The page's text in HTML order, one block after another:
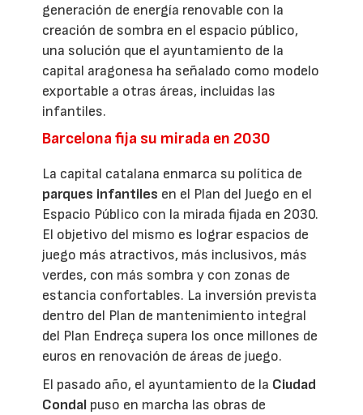
generación de energía renovable con la
creación de sombra en el espacio público,
una solución que el ayuntamiento de la
capital aragonesa ha señalado como modelo
exportable a otras áreas, incluidas las
infantiles.
Barcelona fija su mirada en 2030
La capital catalana enmarca su política de
parques infantiles en el Plan del Juego en el
Espacio Público con la mirada fijada en 2030.
El objetivo del mismo es lograr espacios de
juego más atractivos, más inclusivos, más
verdes, con más sombra y con zonas de
estancia confortables. La inversión prevista
dentro del Plan de mantenimiento integral
del Plan Endreça supera los once millones de
euros en renovación de áreas de juego.
El pasado año, el ayuntamiento de la Ciudad
Condal puso en marcha las obras de